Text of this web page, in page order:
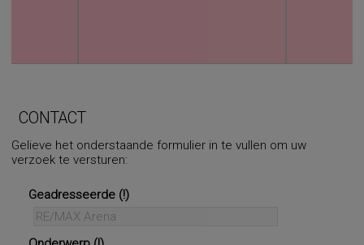
CONTACT
Gelieve het onderstaande formulier in te vullen om uw
verzoek te versturen:
Geadresseerde